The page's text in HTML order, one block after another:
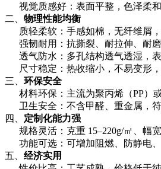
视觉质感好：表面平整，色泽柔和
二、 物理性能均衡
质轻柔软：手感如棉，无纤维屑，
强韧耐用：抗撕裂、耐拉伸、耐磨
透气防水：多孔结构透气透湿，表
尺寸稳定：热收缩小，不易变形，
三、 环保安全
材料环保：主流为聚丙烯（PP）或
卫生安全：不含甲醛、重金属，符
四、 定制化能力强
规格灵活：克重 15–220g/㎡、幅宽
功能可选：可增加阻燃、防静电、
五、 经济实用